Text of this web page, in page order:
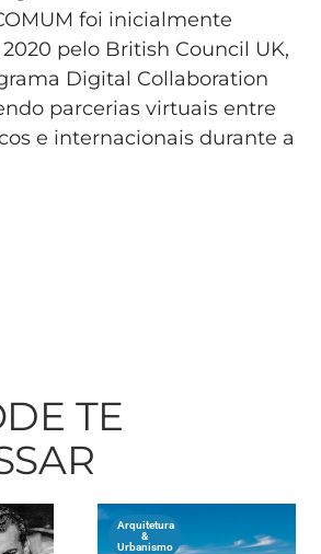
foi inicialmente
pelo British Council UK,
Digital Collaboration
parcerias virtuais entre
e internacionais durante a
TE
Arquitetura
&
Urbanismo